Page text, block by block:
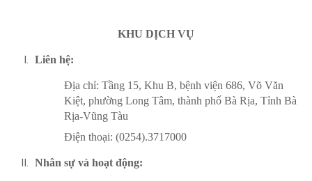
KHU DỊCH VỤ
Liên hệ:
Địa chỉ: Tầng 15, Khu B, bệnh viện 686, Võ Văn
Kiệt, phường Long Tâm, thành phố Bà Rịa, Tỉnh Bà
Rịa-Vũng Tàu
Điện thoại: (0254).3717000
Nhân sự và hoạt động: